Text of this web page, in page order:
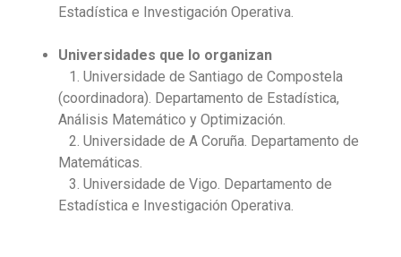
Estadística e Investigación Operativa.
Universidades que lo organizan
1. Universidade de Santiago de Compostela
(coordinadora). Departamento de Estadística,
Análisis Matemático y Optimización.
2. Universidade de A Coruña. Departamento de
Matemáticas.
3. Universidade de Vigo. Departamento de
Estadística e Investigación Operativa.